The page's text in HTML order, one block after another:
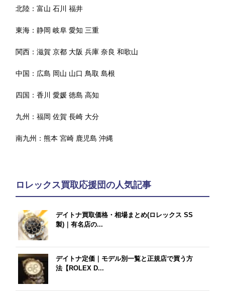
北陸：富山 石川 福井
東海：静岡 岐阜 愛知 三重
関西：滋賀 京都 大阪 兵庫 奈良 和歌山
中国： 広島 岡山 山口 鳥取 島根
四国：香川 愛媛 徳島 高知
九州：福岡 佐賀 長崎 大分
南九州：熊本 宮崎 鹿児島 沖縄
ロレックス買取応援団の人気記事
デイトナ買取価格・相場まとめ(ロレックス SS
製)｜有名店の...
デイトナ定価｜モデル別一覧と正規店で買う方
法【ROLEX D...